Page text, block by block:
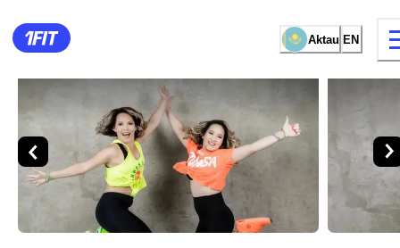
Aktau EN
12 types of classes Female
M-Fitness — Fitness center